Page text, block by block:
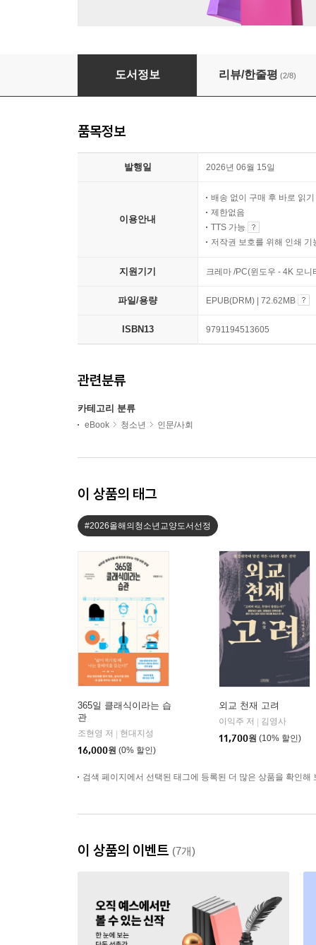
예술을 만나 감정에 닿다
도서정보 리뷰/한줄평 (2/8)
품목정보
발행일 2026년 06월 15일
이용안내
배송 없이 구매 후 바로 읽기
제한없음
TTS 가능
저작권 보호를 위해 인쇄 기
지원기기 크레마 /PC(윈도우 - 4K 모
파일/용량 EPUB(DRM) | 72.62MB
ISBN13 9791194513605
관련분류
카테고리 분류
eBook 청소년 인문/사회
이 상품의 태그
#2026올해의청소년교양도서선정
365일 클래식이라는 습
관
조현영 저 | 현대지성
16,000원 (0% 할인)
외교 천재 고려
이익주 저 | 김영사
11,700원 (10% 할인)
검색 페이지에서 선택된 태그에 등록된 더 많은 상품을 확인해
이 상품의 이벤트 (7개)